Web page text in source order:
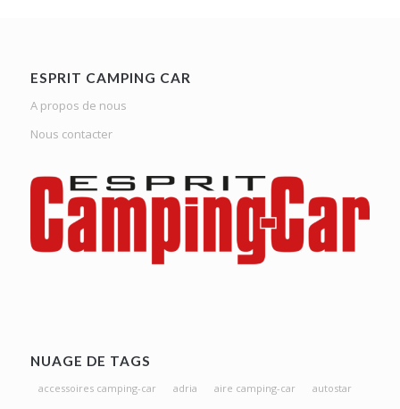
ESPRIT CAMPING CAR
A propos de nous
Nous contacter
NUAGE DE TAGS
accessoires camping-car adria aire camping-car
autostar